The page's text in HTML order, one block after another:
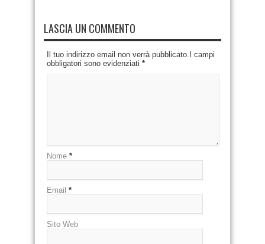
LASCIA UN COMMENTO
Il tuo indirizzo email non verrà pubblicato.I campi
obbligatori sono evidenziati *
Nome *
Email *
Sito Web